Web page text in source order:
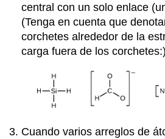
central con un solo enlace
(Tenga en cuenta que
corchetes alrededor de la
carga fuera de los corchetes:)
Cuando varios arreglos de